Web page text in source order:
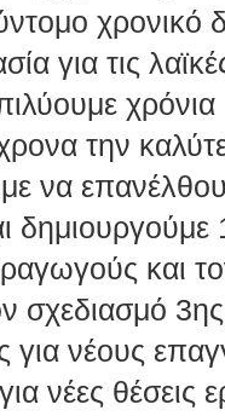
χρονικό
για τις
την
να
δημιουργούμε
και
σχεδιασμό 3ης
νέους
νέες θέσεις